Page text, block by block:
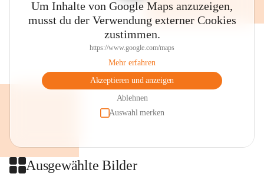
Um Inhalte von Google Maps anzuzeigen,
musst du der Verwendung externer Cookies
zustimmen.
https://www.google.com/maps
Mehr erfahren
Akzeptieren und anzeigen
Ablehnen
Auswahl merken
Ausgewählte Bilder